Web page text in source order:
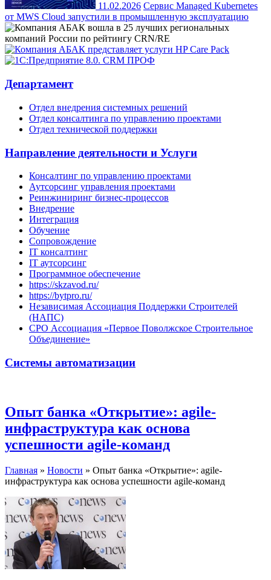
11.02.2026 Сервис Managed Kubernetes
от MWS Cloud запустили в промышленную эксплуатацию
Департамент
Отдел внедрения системных решений
Отдел консалтинга по управлению проектами
Отдел технической поддержки
Направление деятельности и Услуги
Консалтинг по управлению проектами
Аутсорсинг управления проектами
Реинжиниринг бизнес-процессов
Внедрение
Интеграция
Обучение
Сопровождение
IT консалтинг
IT аутсорсинг
Программное обеспечение
https://skzavod.ru/
https://bytpro.ru/
Независимая Ассоциация Поддержки Строителей
(НАПС)
СРО Ассоциация «Первое Поволжское Строительное
Объединение»
Системы автоматизации
Опыт банка «Открытие»: agile-
инфраструктура как основа
успешности agile-команд
Главная » Новости » Опыт банка «Открытие»: agile-
инфраструктура как основа успешности agile-команд